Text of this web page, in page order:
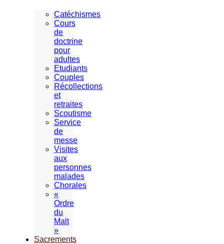
Catéchismes
Cours
de
doctrine
pour
adultes
Etudiants
Couples
Récollections
et
retraites
Scoutisme
Service
de
messe
Visites
aux
personnes
malades
Chorales
«
Ordre
du
Malt
»
Sacrements